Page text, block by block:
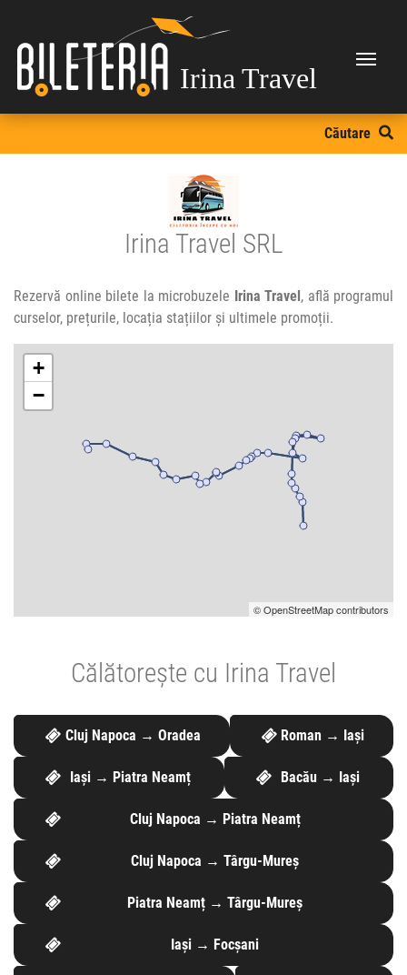
Irina Travel
Căutare
Irina Travel SRL
Rezervă online bilete la microbuzele Irina Travel , află programul
curselor, prețurile, locația stațiilor și ultimele promoții.
+
−
© OpenStreetMap contributors
Călătorește cu Irina Travel
Cluj Napoca → Oradea Roman → Iași
Iași → Piatra Neamț Bacău → Iași
Cluj Napoca → Piatra Neamț
Cluj Napoca → Târgu-Mureș
Piatra Neamț → Târgu-Mureș
Iași → Focșani